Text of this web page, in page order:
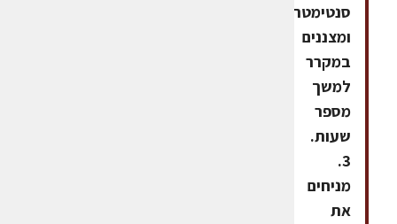
סנטימטרים
ומצננים
במקרר
למשך
מספר
שעות.
3.
מניחים
את